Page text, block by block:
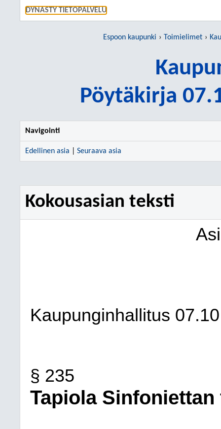
DYNASTY TIETOPALVELU
Espoon kaupunki Toimielimet
Pöytäkirja
Navigointi
Edellinen asia Seuraava asia
Kokousasian teksti
Kaupunginhallitus
§ 235
Tapiola